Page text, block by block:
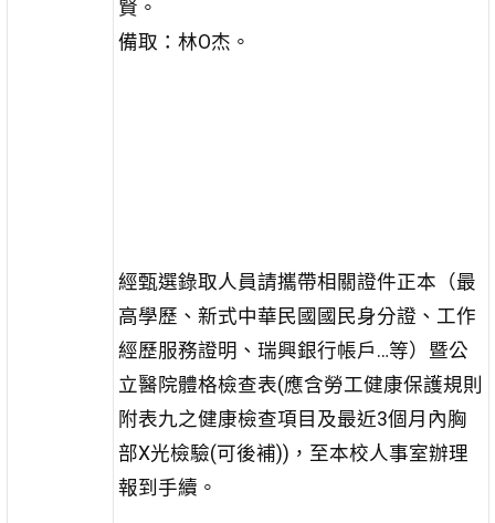
賢。
備取：林O杰。
經甄選錄取人員請攜帶相關證件正本（最
高學歷、新式中華民國國民身分證、工作
經歷服務證明、瑞興銀行帳戶…等）暨公
立醫院體格檢查表(應含勞工健康保護規則
附表九之健康檢查項目及最近3個月內胸
部X光檢驗(可後補))，至本校人事室辦理
報到手續。